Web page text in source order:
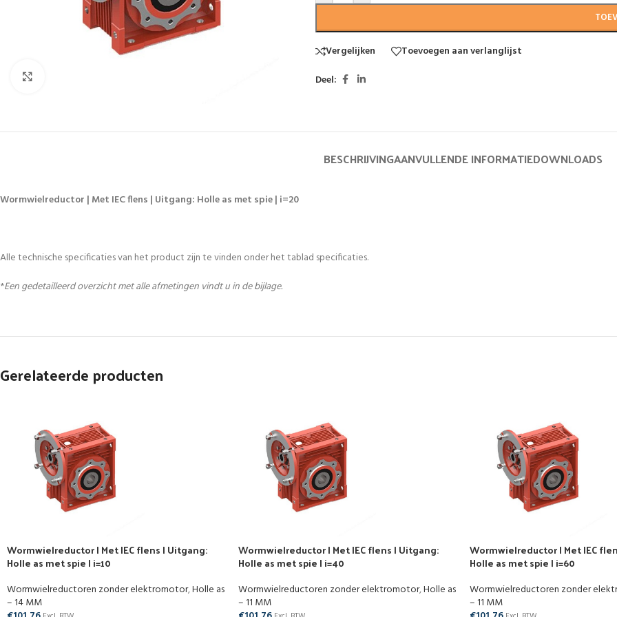
Vergelijken
Toevoegen aan verlanglijst
Deel:
BESCHRIJVINGAANVULLENDE INFORMATIEDOWNLOADS
Wormwielreductor | Met IEC flens | Uitgang: Holle as met spie | i=20
Alle technische specificaties van het product zijn te vinden onder het tablad specificaties.
*Een gedetailleerd overzicht met alle afmetingen vindt u in de bijlage.
Gerelateerde producten
Wormwielreductor | Met IEC flens | Uitgang:
Holle as met spie | i=10
Wormwielreductoren zonder elektromotor,Holle as
– 14 MM
Wormwielreductor | Met IEC flens | Uitgang:
Holle as met spie | i=40
Wormwielreductoren zonder elektromotor,Holle as
– 11 MM
Wormwielreductor | Met IEC
Holle as met spie | i=60
Wormwielreductoren zonder
– 11 MM